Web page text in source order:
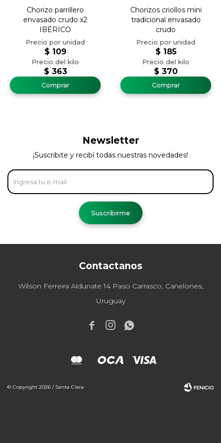
Chorizo parrillero
envasado crudo x2
IBÉRICO
$ 363
$ 109
Chorizos criollos mini
tradicional envasado
crudo
$ 370
$ 185
Contactanos
Wilson Ferreira Aldunate 14 Paso Carrasco, Canelones,
Uruguay
  
Newsletter
¡Suscribite y recibí todas nuestras novedades!
Suscribirme
© Copyright 2026 / Santa Clara